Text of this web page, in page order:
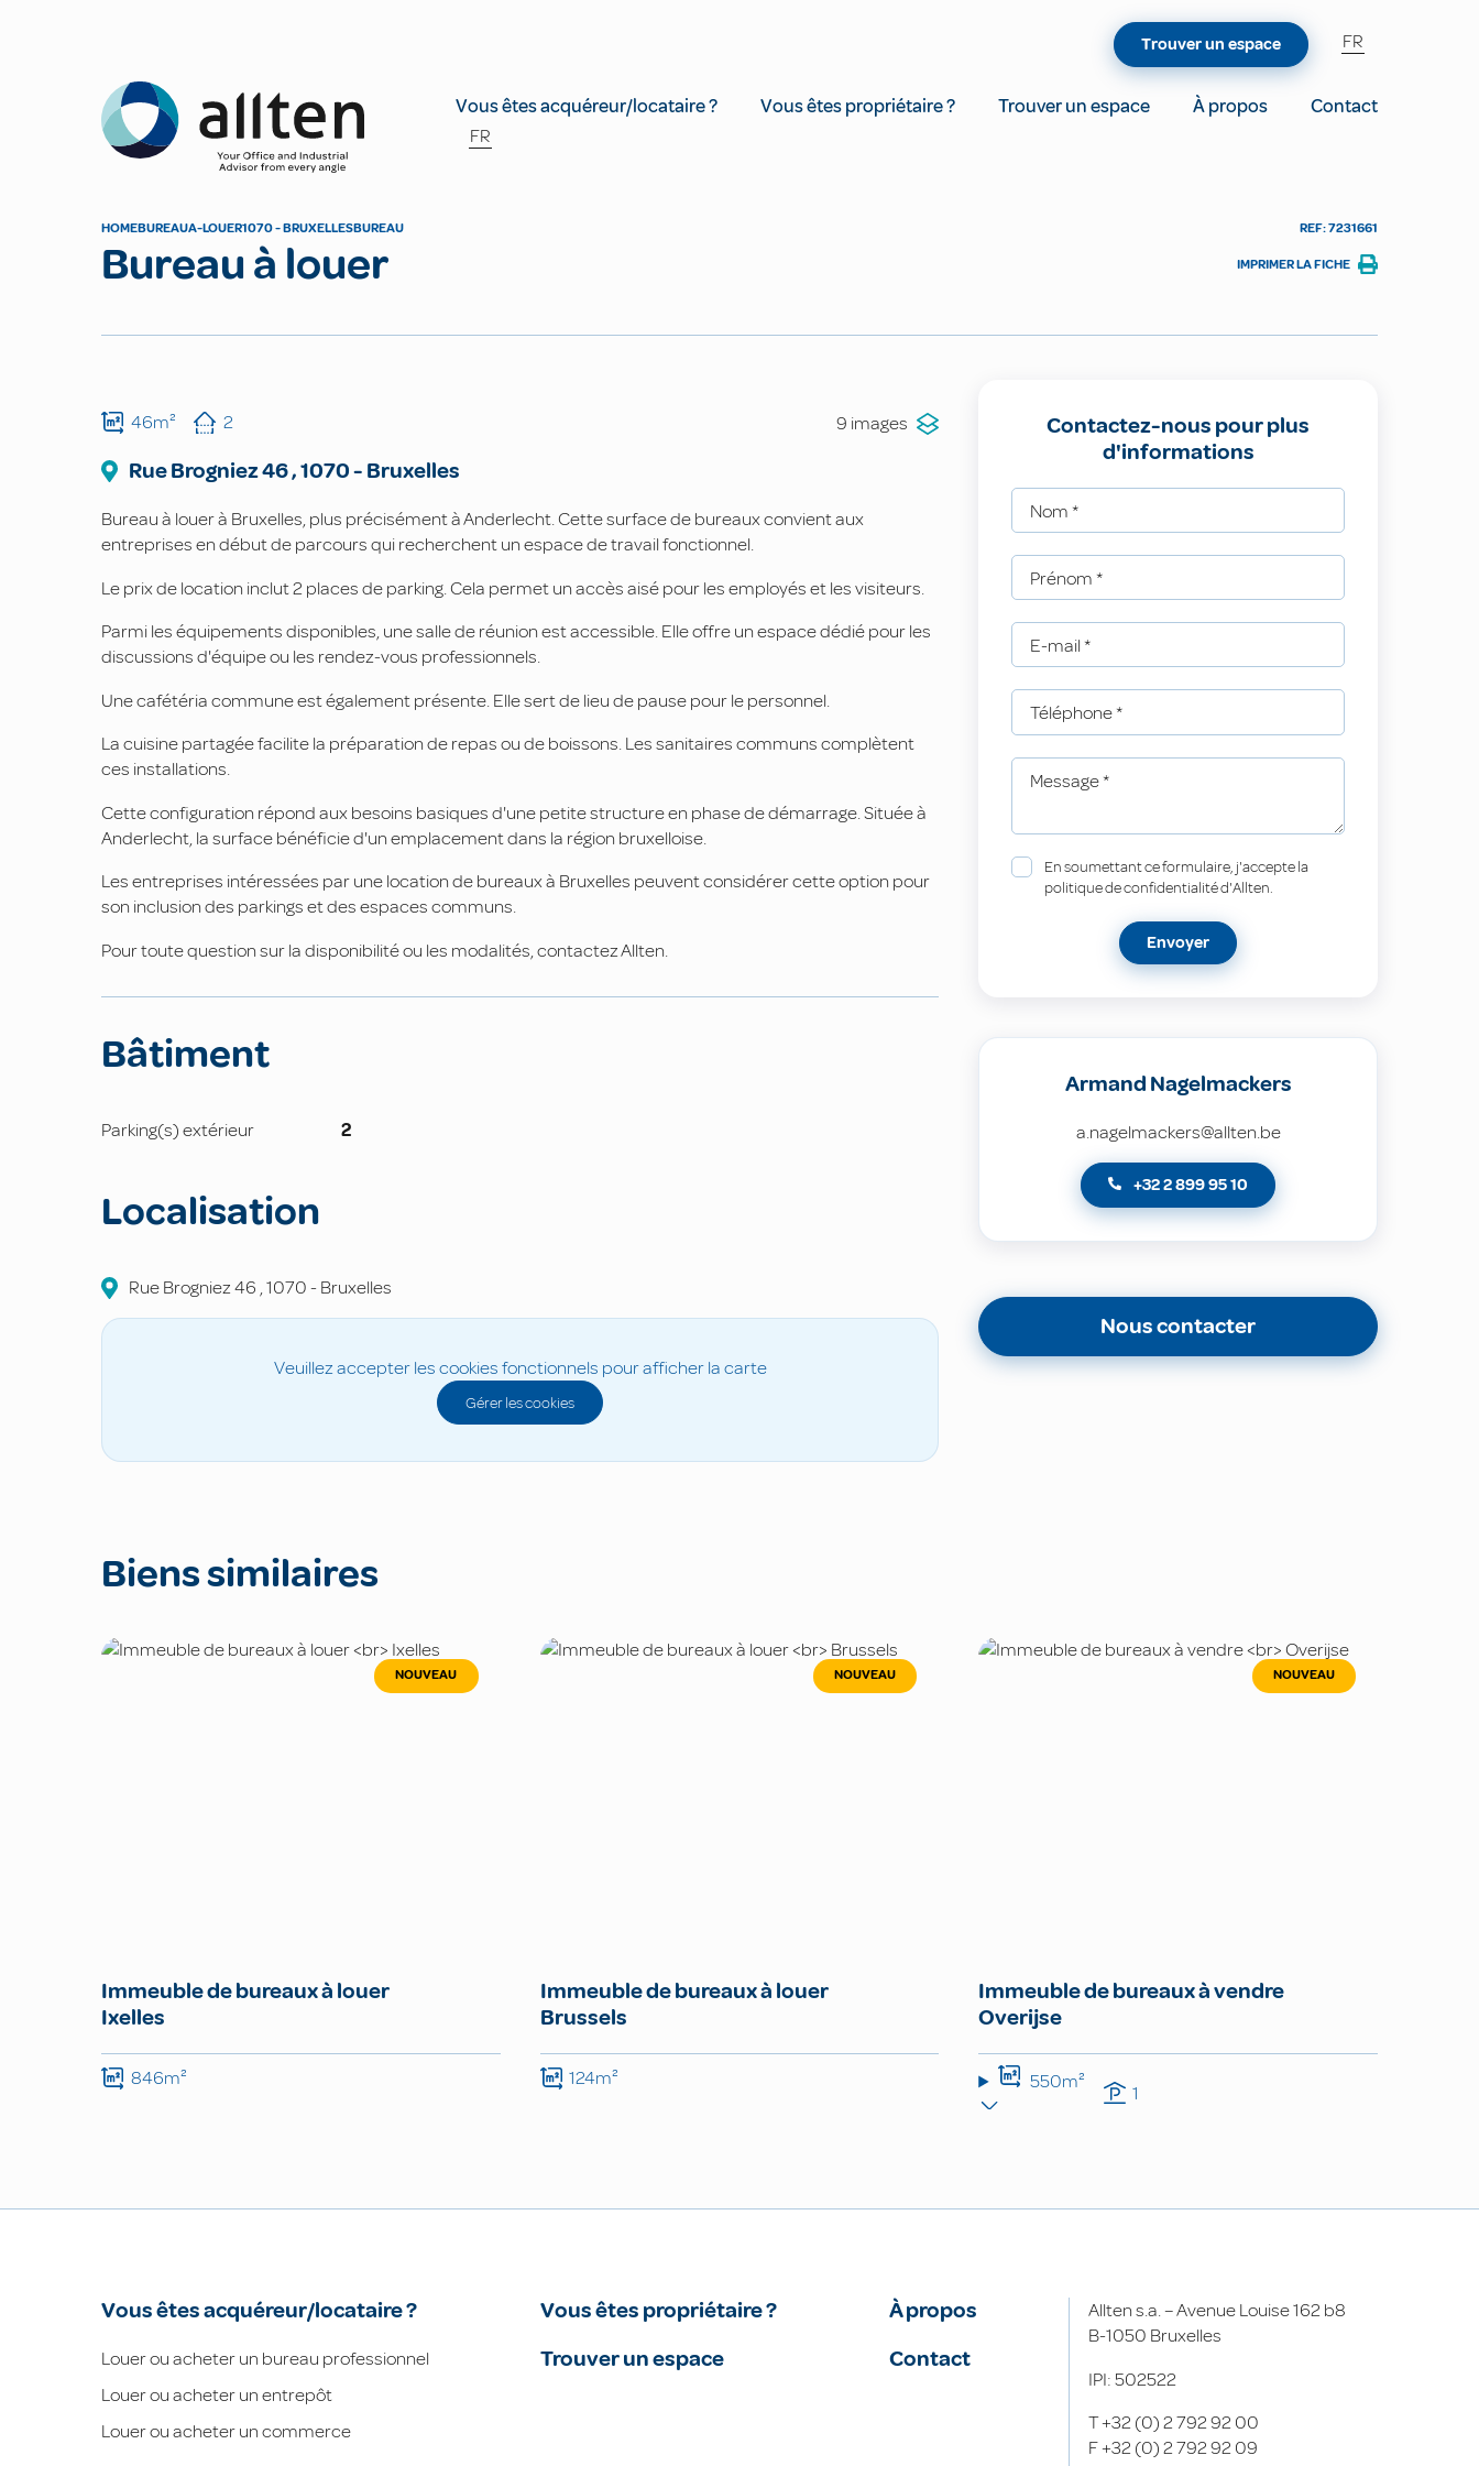
Allten
Vous êtes acquéreur/locataire ? Vous êtes propriétaire ? Trouver un espace À propos
Contact
FR
Trouver un espace FR
HOMEBUREAUA-LOUER1070 - BRUXELLESBUREAU
Bureau à louer
REF: 7231661
IMPRIMER LA FICHE
46m² 2 9 images
Rue Brogniez46,1070- Bruxelles
Bureau à louer à Bruxelles, plus précisément à Anderlecht. Cette surface de bureaux convient aux
entreprises en début de parcours qui recherchent un espace de travail fonctionnel.
Le prix de location inclut 2 places de parking. Cela permet un accès aisé pour les employés et les visiteurs.
Parmi les équipements disponibles, une salle de réunion est accessible. Elle offre un espace dédié pour les
discussions d'équipe ou les rendez-vous professionnels.
Une cafétéria commune est également présente. Elle sert de lieu de pause pour le personnel.
La cuisine partagée facilite la préparation de repas ou de boissons. Les sanitaires communs complètent
ces installations.
Cette configuration répond aux besoins basiques d'une petite structure en phase de démarrage. Située à
Anderlecht, la surface bénéficie d'un emplacement dans la région bruxelloise.
Les entreprises intéressées par une location de bureaux à Bruxelles peuvent considérer cette option pour
son inclusion des parkings et des espaces communs.
Pour toute question sur la disponibilité ou les modalités, contactez Allten.
Bâtiment
Parking(s) extérieur 2
Localisation
Rue Brogniez46 ,1070-Bruxelles
Veuillez accepter les cookies fonctionnels pour afficher la carte
Gérer les cookies
Contactez-nous pour plus
d'informations
Nom *
Prénom *
E-mail *
Téléphone*
Message*
En soumettant ce formulaire, j'accepte la
politique de confidentialité d'Allten.
Envoyer
Armand Nagelmackers
a.nagelmackers@allten.be
+32 2 899 95 10
Nous contacter
Biens similaires
NOUVEAU
Immeuble de bureaux à louer
Ixelles
846m²
NOUVEAU
Immeuble de bureaux à louer
Brussels
124m²
NOUVEAU
Immeuble de bureaux à vendre
Overijse
550m² 1
Vous êtes acquéreur/locataire ?
Louer ou acheter un bureau professionnel
Louer ou acheter un entrepôt
Louer ou acheter un commerce
Vous êtes propriétaire ?
Trouver un espace
À propos
Contact
Allten s.a. – Avenue Louise 162 b8
B-1050 Bruxelles
IPI: 502522
T+32 (0) 2 792 92 00
F+32 (0) 2 792 92 09